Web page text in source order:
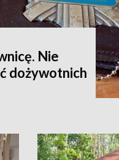
Nie
dożywotnich